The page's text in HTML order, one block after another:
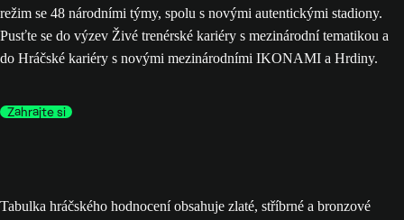
režim se 48 národními týmy, spolu s novými autentickými stadiony.
Pusťte se do výzev Živé trenérské kariéry s mezinárodní tematikou a
do Hráčské kariéry s novými mezinárodními IKONAMI a Hrdiny.
Zahrajte si
Tabulka hráčského hodnocení obsahuje zlaté, stříbrné a bronzové